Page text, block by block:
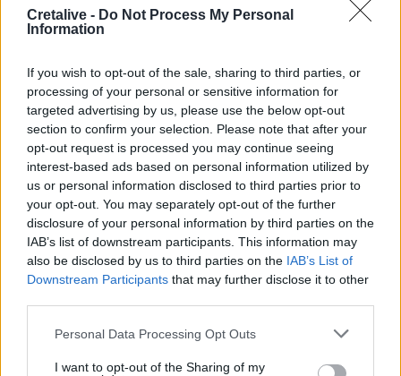
Cretalive - Do Not Process My Personal
Information
If you wish to opt-out of the sale, sharing to third parties, or
processing of your personal or sensitive information for
targeted advertising by us, please use the below opt-out
section to confirm your selection. Please note that after your
opt-out request is processed you may continue seeing
interest-based ads based on personal information utilized by
us or personal information disclosed to third parties prior to
your opt-out. You may separately opt-out of the further
disclosure of your personal information by third parties on the
IAB’s list of downstream participants. This information may
also be disclosed by us to third parties on the IAB’s List of
Downstream Participants that may further disclose it to other
Personal Data Processing Opt Outs
I want to opt-out of the Sharing of my
12:22
12:14
Μυστράς: «Αγαπούσε παθολογικά τους γονείς του» λέει
ο δικηγόρος του 55χρονου που έκρυβε το πτώμα του
πατέρα του σε καταψύκτη
Δωρεά κλιματιστικού στο Γραφείο Ανηλίκων της
Υποδιεύθυνσης Δίωξης και Εξιχνίασης Εγκλημάτων
Ηρακλείου
Σέρρες: Όλα τα σενάρια εξετάζονται για την στυγερή